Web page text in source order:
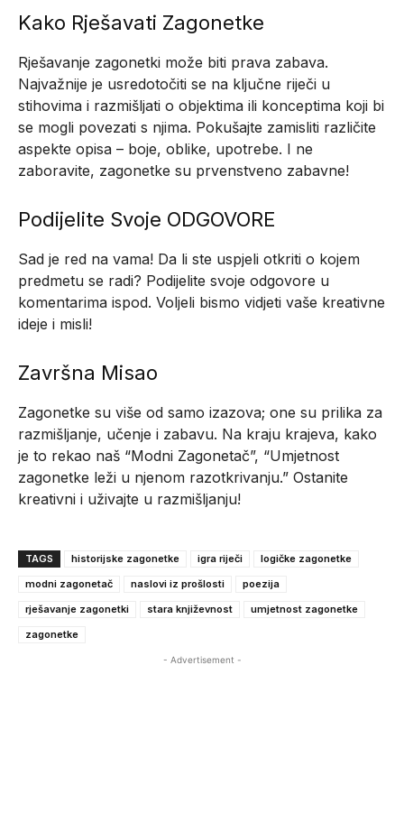
Kako Rješavati Zagonetke
Rješavanje zagonetki može biti prava zabava.
Najvažnije je usredotočiti se na ključne riječi u
stihovima i razmišljati o objektima ili konceptima koji bi
se mogli povezati s njima. Pokušajte zamisliti različite
aspekte opisa – boje, oblike, upotrebe. I ne
zaboravite, zagonetke su prvenstveno zabavne!
Podijelite Svoje ODGOVORE
Sad je red na vama! Da li ste uspjeli otkriti o kojem
predmetu se radi? Podijelite svoje odgovore u
komentarima ispod. Voljeli bismo vidjeti vaše kreativne
ideje i misli!
Završna Misao
Zagonetke su više od samo izazova; one su prilika za
razmišljanje, učenje i zabavu. Na kraju krajeva, kako
je to rekao naš “Modni Zagonetač”, “Umjetnost
zagonetke leži u njenom razotkrivanju.” Ostanite
kreativni i uživajte u razmišljanju!
TAGS historijske zagonetke igra riječi
logičke zagonetke
modni zagonetač
naslovi iz prošlosti
poezija
rješavanje zagonetki
stara književnost
umjetnost zagonetke
zagonetke
- Advertisement -